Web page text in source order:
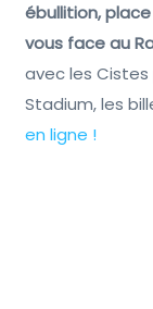
ébullition,
vous face au
avec les
Stadium, les
en ligne !